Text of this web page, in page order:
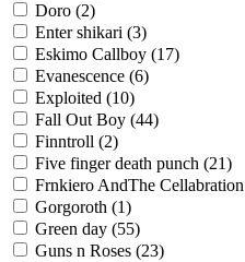
Doro (2)
Enter shikari (3)
Eskimo Callboy (17)
Evanescence (6)
Exploited (10)
Fall Out Boy (44)
Finntroll (2)
Five finger death punch (21)
Frnkiero AndThe Cellabration
Gorgoroth (1)
Green day (55)
Guns n Roses (23)